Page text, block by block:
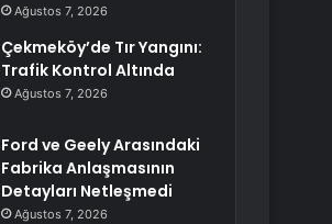
Ağustos 7, 2026
Çekmeköy’de Tır Yangını:
Trafik Kontrol Altında
Ağustos 7, 2026
Ford ve Geely Arasındaki
Fabrika Anlaşmasının
Detayları Netleşmedi
Ağustos 7, 2026